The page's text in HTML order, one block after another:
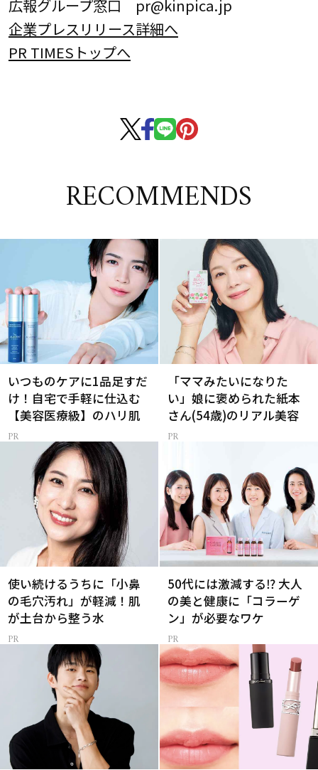
広報グループ窓口 pr@kinpica.jp
企業プレスリリース詳細へ
PR TIMESトップへ
RECOMMENDS
いつものケアに1品足すだ
け！自宅で手軽に仕込む
【美容医療級】のハリ肌
「ママみたいになりた
い」娘に褒められた紙本
さん(54歳)のリアル美容
使い続けるうちに「小鼻
の毛穴汚れ」が軽減！肌
が土台から整う水
50代には激減する⁉ 大人
の美と健康に「コラーゲ
ン」が必要なワケ